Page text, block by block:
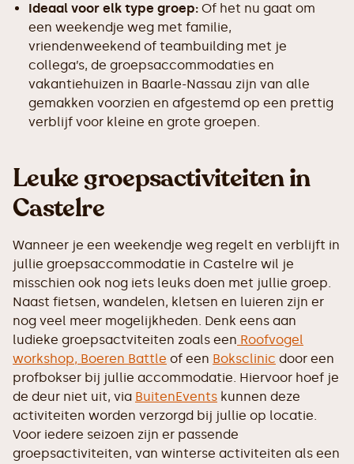
Ideaal voor elk type groep: Of het nu gaat om
een weekendje weg met familie,
vriendenweekend of teambuilding met je
collega’s, de groepsaccommodaties en
vakantiehuizen in Baarle-Nassau zijn van alle
gemakken voorzien en afgestemd op een prettig
verblijf voor kleine en grote groepen.
Leuke groepsactiviteiten in
Castelre
Wanneer je een weekendje weg regelt en verblijft in
jullie groepsaccommodatie in Castelre wil je
misschien ook nog iets leuks doen met jullie groep.
Naast fietsen, wandelen, kletsen en luieren zijn er
nog veel meer mogelijkheden. Denk eens aan
ludieke groepsactviteiten zoals een Roofvogel
workshop, Boeren Battle of een Boksclinic door een
profbokser bij jullie accommodatie. Hiervoor hoef je
de deur niet uit, via BuitenEvents kunnen deze
activiteiten worden verzorgd bij jullie op locatie.
Voor iedere seizoen zijn er passende
groepsactiviteiten, van winterse activiteiten als een